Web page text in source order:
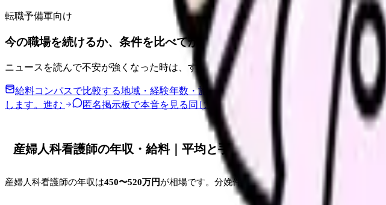
転職予備軍向け
今の職場を続けるか、条件を比べてから決めませんか。
ニュースを読んで不安が強くなった時は、すぐ応募ではなく「今の条件・他の選択肢・
給料コンパスで比較する地域・経験年数・施設形態から、今の給料の現在地を確認で
します。 進む 匿名掲示板で本音を見る 同じ悩みの声を読んで、今の職場だけの問題
産婦人科看護師の年収・給料｜平均と手当の内訳
産婦人科看護師の年収は450〜520万円が相場です。分娩件数の多い病院では分娩手当が加算